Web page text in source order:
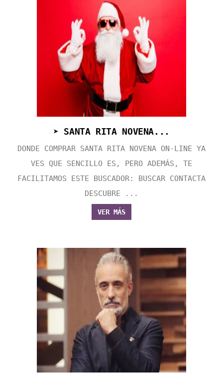
➤ SANTA RITA NOVENA...
DONDE COMPRAR SANTA RITA NOVENA ON-LINE YA
VES QUE SENCILLO ES, PERO ADEMÁS, TE
FACILITAMOS ESTE BUSCADOR: BUSCAR CONTACTA
DESCUBRE ...
VER MÁS